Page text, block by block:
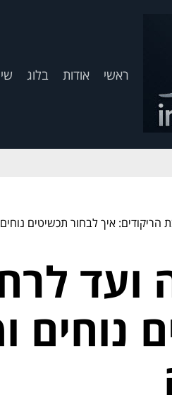
ראשי אודות בלוג
איך לבחור תכשיטים
ועד
נוחים